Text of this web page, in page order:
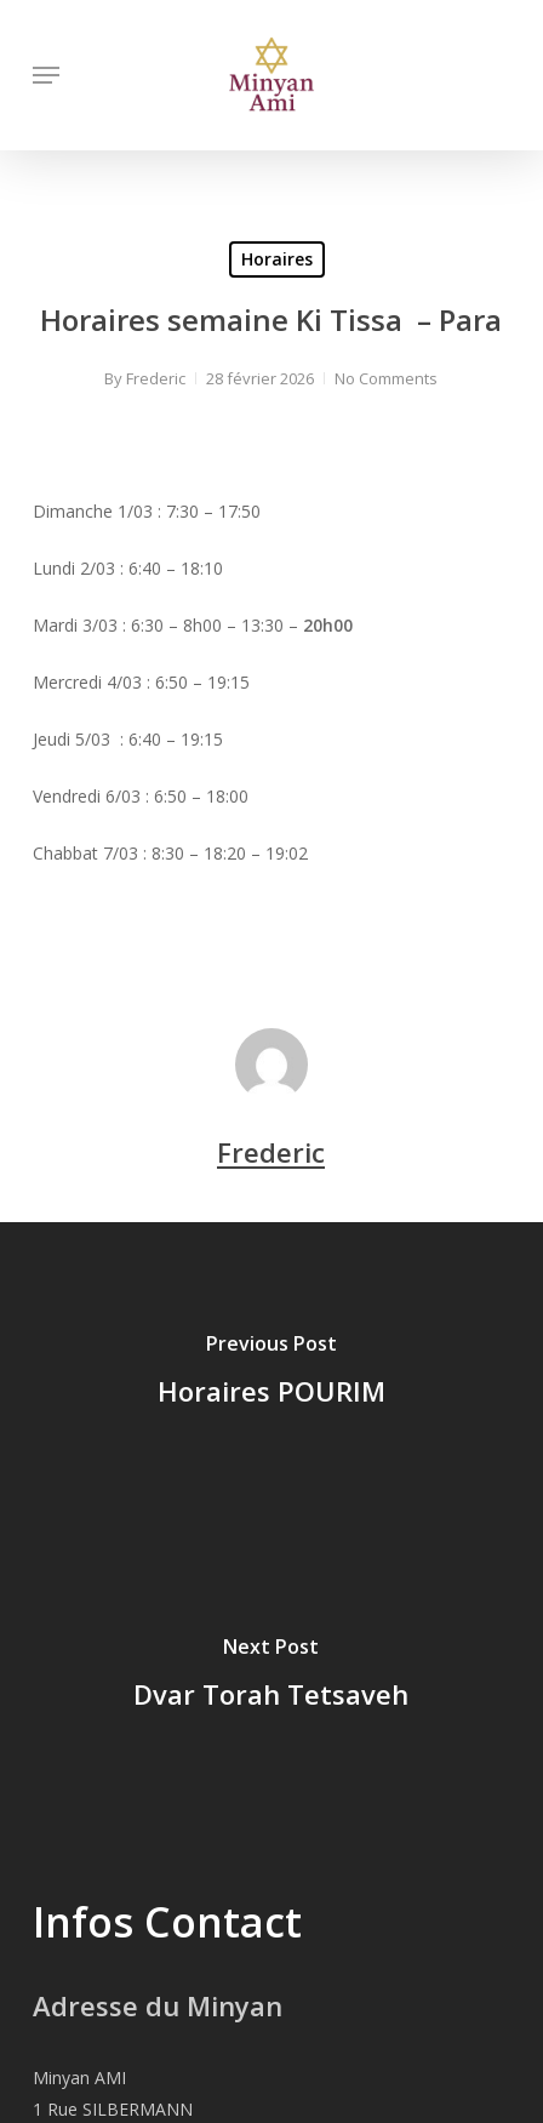
main
Menu
Horaires
Horaires semaine Ki Tissa – Para
By Frederic 28 février 2026 No Comments
Dimanche 1/03 : 7:30 – 17:50
Lundi 2/03 : 6:40 – 18:10
Mardi 3/03 : 6:30 – 8h00 – 13:30 – 20h00
Mercredi 4/03 : 6:50 – 19:15
Jeudi 5/03 : 6:40 – 19:15
Vendredi 6/03 : 6:50 – 18:00
Chabbat 7/03 : 8:30 – 18:20 – 19:02
Frederic
Previous Post
Horaires POURIM
Next Post
Dvar Torah Tetsaveh
Infos Contact
Adresse du Minyan
Minyan AMI
1 Rue SILBERMANN